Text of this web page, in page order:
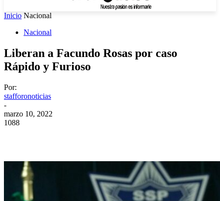
Inicio Nacional
Nacional
Liberan a Facundo Rosas por caso
Rápido y Furioso
Por:
stafforonoticias
-
marzo 10, 2022
1088